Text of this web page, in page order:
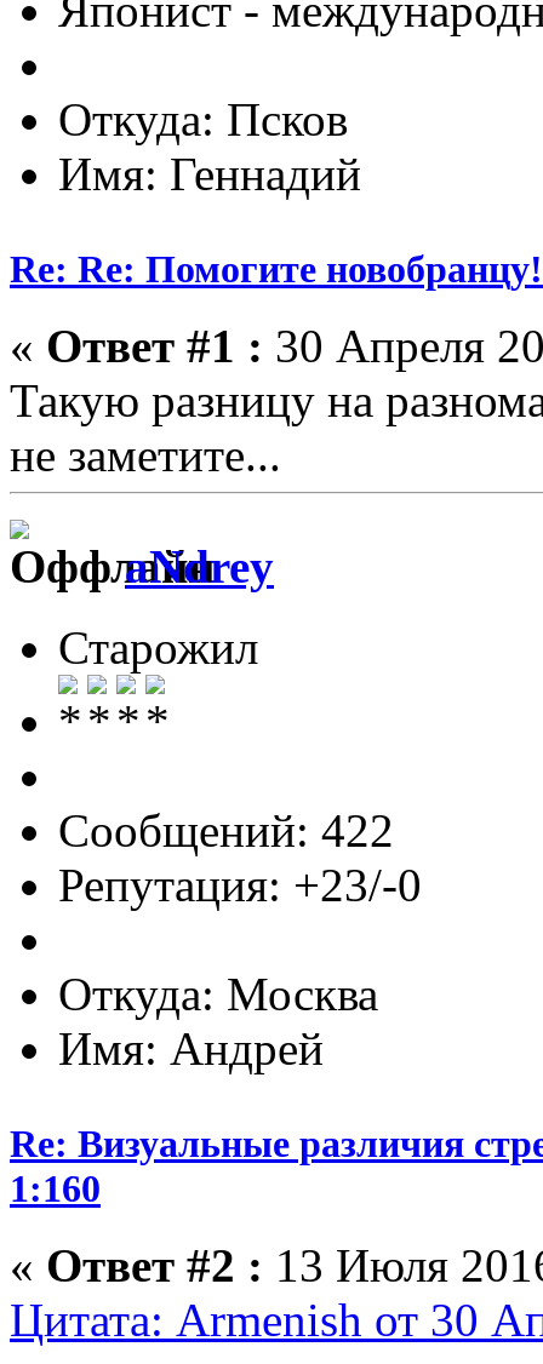
Откуда: Псков
Имя: Геннадий
Re: Re: Помогите новобранцу!
« Ответ #1 : 30 Апреля
Такую разницу на
не заметите...
aNdrey
Старожил
Сообщений: 422
Репутация: +23/-0
Откуда: Москва
Имя: Андрей
Re: Визуальные различия
1:160
« Ответ #2 : 13 Июля
Цитата: Armenish от 30